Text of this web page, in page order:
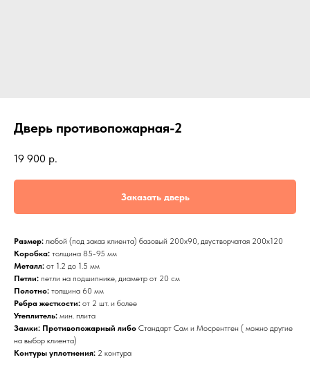
Дверь противопожарная-2
19 900 р.
Заказать дверь
Размер: любой (под заказ клиента) базовый 200х90, двустворчатая 200х120
Коробка: толщина 85-95 мм
Металл: от 1.2 до 1.5 мм
Петли: петли на подшипнике, диаметр от 20 см
Полотно: толщина 60 мм
Ребра жесткости: от 2 шт. и более
Утеплитель: мин. плита
Замки: Противопожарный либо Стандарт Сам и Мосрентген ( можно другие
на выбор клиента)
Контуры уплотнения: 2 контура